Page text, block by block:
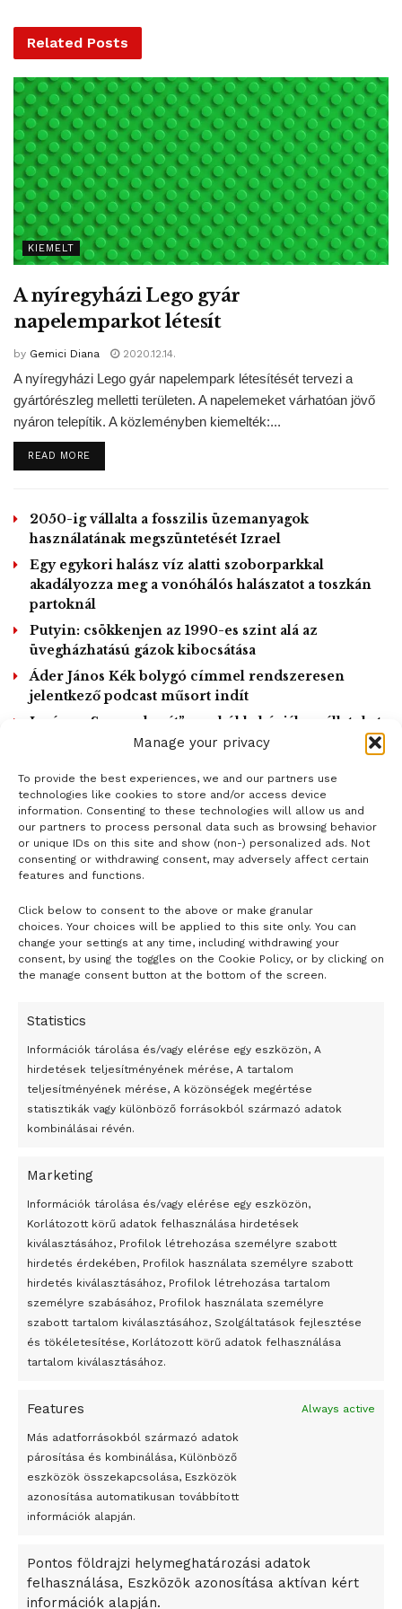
Manage your privacy
To provide the best experiences, we and our partners use
technologies like cookies to store and/or access device
information. Consenting to these technologies will allow us and
our partners to process personal data such as browsing behavior
or unique IDs on this site and show (non-) personalized ads. Not
consenting or withdrawing consent, may adversely affect certain
features and functions.
Click below to consent to the above or make granular
choices. Your choices will be applied to this site only. You can
change your settings at any time, including withdrawing your
consent, by using the toggles on the Cookie Policy, or by clicking on
the manage consent button at the bottom of the screen.
Statistics
Információk tárolása és/vagy elérése egy eszközön, A
hirdetések teljesítményének mérése, A tartalom
teljesítményének mérése, A közönségek megértése
statisztikák vagy különböző forrásokból származó adatok
kombinálásai révén.
Marketing
Információk tárolása és/vagy elérése egy eszközön,
Korlátozott körű adatok felhasználása hirdetések
kiválasztásához, Profilok létrehozása személyre szabott
hirdetés érdekében, Profilok használata személyre szabott
hirdetés kiválasztásához, Profilok létrehozása tartalom
személyre szabásához, Profilok használata személyre
szabott tartalom kiválasztásához, Szolgáltatások fejlesztése
és tökéletesítése, Korlátozott körű adatok felhasználása
tartalom kiválasztásához.
Features Always active
Más adatforrásokból származó adatok
párosítása és kombinálása, Különböző
eszközök összekapcsolása, Eszközök
azonosítása automatikusan továbbított
információk alapján.
Pontos földrajzi helymeghatározási adatok
felhasználása, Eszközök azonosítása aktívan kért
információk alapján.
között a vízpára – együttes hatásának számlájára írják az
erősödő melegedést.
MTI – Fotó / Pixabay
Tags: erdő kizöldülés klímaváltozás korai
levegőfelmelegedés
Related Posts
KIEMELT
A nyíregyházi Lego gyár
napelemparkot létesít
by Gemici Diana 2020.12.14.
A nyíregyházi Lego gyár napelempark létesítését tervezi a
gyártórészleg melletti területen. A napelemeket várhatóan jövő
nyáron telepítik. A közleményben kiemelték:...
READ MOREDETAILS
2050-ig vállalta a fosszilis üzemanyagok
használatának megszüntetését Izrael
Egy egykori halász víz alatti szoborparkkal
akadályozza meg a vonóhálós halászatot a toszkán
partoknál
Putyin: csökkenjen az 1990-es szint alá az
üvegházhatású gázok kibocsátása
Áder János Kék bolygó címmel rendszeresen
jelentkező podcast műsort indít
Japán – „Szarvasbarát” zacskókkal óvják az állatokat
a műanyagszeméttől
LOAD MORE
- H I R D E T É S -
Átmenetileg szünetelnek az összecsapások Bahmutnál
Egy vagyonért adták el Banksy művét miután elégették.
Az 1950-ben elhunyt alkotók művei szabadon
felhasználhatóvá válnak
Peking – A visegrádi országok zsidó kulturális örökségét
bemutató fotókiállítás nyílt
Megveszi az osztrák Wienerberger az amerikai Meridian
Bricket
A Startup Campus egyetemi programjainak legjobbjai az
A Ringo Starr új albummal jelentkezik
A Vajdasági Magyar Szövetség államtitkárait kinevezték